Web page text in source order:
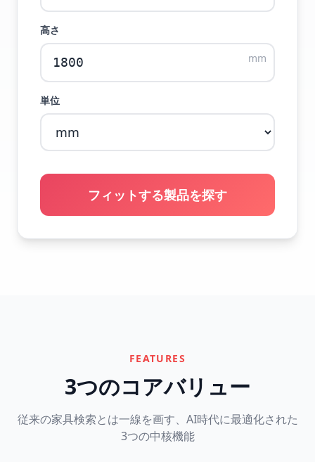
高さ
mm
単位
フィットする製品を探す
FEATURES
3つのコアバリュー
従来の家具検索とは一線を画す、AI時代に最適化された
3つの中核機能